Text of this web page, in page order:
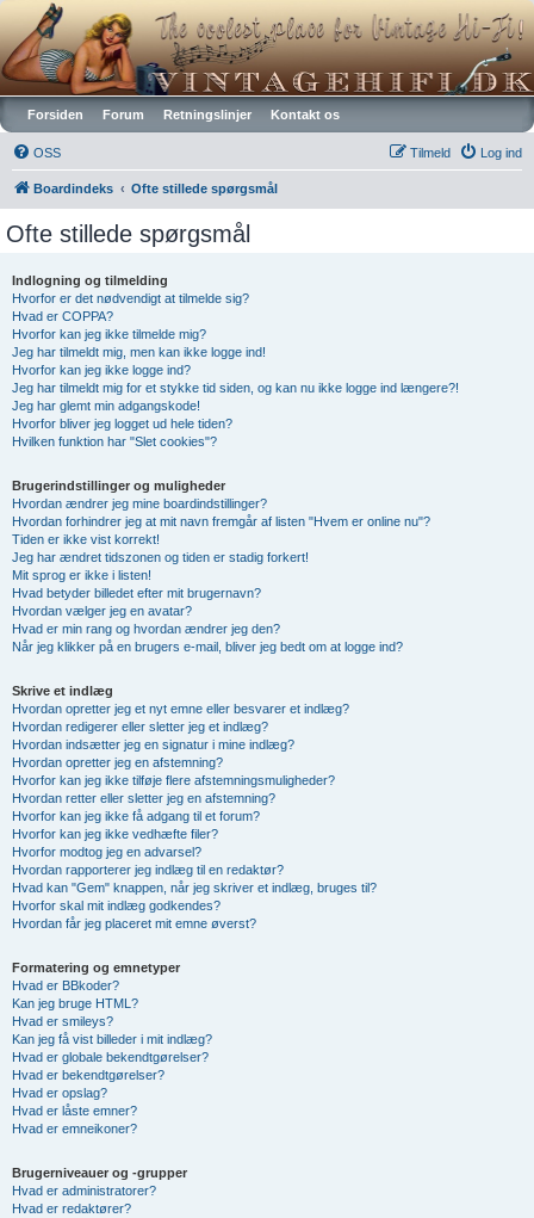
Vintagehifi.dk
Forsiden Forum Retningslinjer Kontakt os
OSS Log ind
Tilmeld
Boardindeks Ofte stillede spørgsmål
Ofte stillede spørgsmål
Indlogning og tilmelding
Hvorfor er det nødvendigt at tilmelde sig?
Hvad er COPPA?
Hvorfor kan jeg ikke tilmelde mig?
Jeg har tilmeldt mig, men kan ikke logge ind!
Hvorfor kan jeg ikke logge ind?
Jeg har tilmeldt mig for et stykke tid siden, og kan nu ikke logge ind længere?!
Jeg har glemt min adgangskode!
Hvorfor bliver jeg logget ud hele tiden?
Hvilken funktion har "Slet cookies"?
Brugerindstillinger og muligheder
Hvordan ændrer jeg mine boardindstillinger?
Hvordan forhindrer jeg at mit navn fremgår af listen "Hvem er online nu"?
Tiden er ikke vist korrekt!
Jeg har ændret tidszonen og tiden er stadig forkert!
Mit sprog er ikke i listen!
Hvad betyder billedet efter mit brugernavn?
Hvordan vælger jeg en avatar?
Hvad er min rang og hvordan ændrer jeg den?
Når jeg klikker på en brugers e-mail, bliver jeg bedt om at logge ind?
Skrive et indlæg
Hvordan opretter jeg et nyt emne eller besvarer et indlæg?
Hvordan redigerer eller sletter jeg et indlæg?
Hvordan indsætter jeg en signatur i mine indlæg?
Hvordan opretter jeg en afstemning?
Hvorfor kan jeg ikke tilføje flere afstemningsmuligheder?
Hvordan retter eller sletter jeg en afstemning?
Hvorfor kan jeg ikke få adgang til et forum?
Hvorfor kan jeg ikke vedhæfte filer?
Hvorfor modtog jeg en advarsel?
Hvordan rapporterer jeg indlæg til en redaktør?
Hvad kan "Gem" knappen, når jeg skriver et indlæg, bruges til?
Hvorfor skal mit indlæg godkendes?
Hvordan får jeg placeret mit emne øverst?
Formatering og emnetyper
Hvad er BBkoder?
Kan jeg bruge HTML?
Hvad er smileys?
Kan jeg få vist billeder i mit indlæg?
Hvad er globale bekendtgørelser?
Hvad er bekendtgørelser?
Hvad er opslag?
Hvad er låste emner?
Hvad er emneikoner?
Brugerniveauer og -grupper
Hvad er administratorer?
Hvad er redaktører?